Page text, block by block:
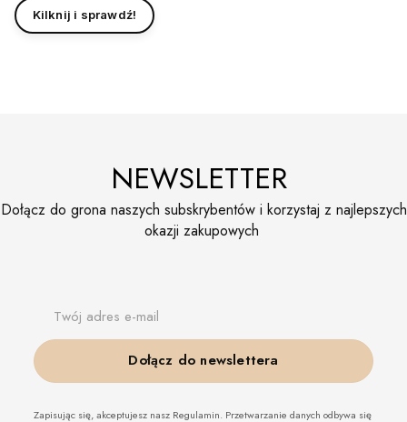
Kilknij i sprawdź!
NEWSLETTER
Dołącz do grona naszych subskrybentów i korzystaj z najlepszych
okazji zakupowych
Twój adres e-mail
Dołącz do newslettera
Zapisując się, akceptujesz nasz Regulamin. Przetwarzanie danych odbywa się